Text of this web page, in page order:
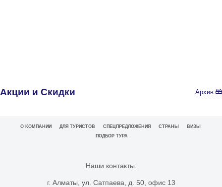
Акции и Скидки Архив
О КОМПАНИИ ДЛЯ ТУРИСТОВ СПЕЦПРЕДЛОЖЕНИЯ СТРАНЫ
ВИЗЫ
ПОДБОР ТУРА
Наши контакты:
г. Алматы, ул. Сатпаева, д. 50, офис 13